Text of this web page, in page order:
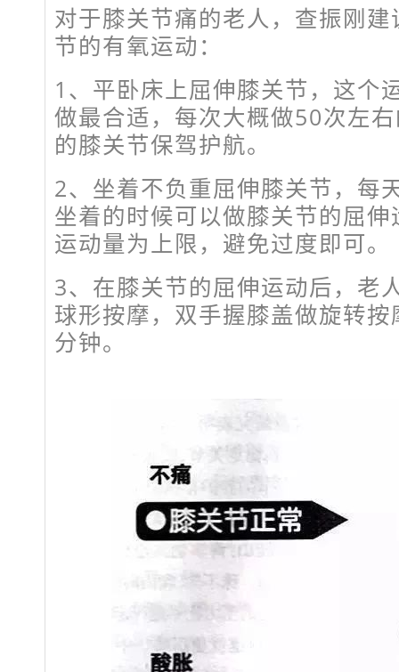
对于膝关节痛的老人，查振刚
节的有氧运动：
1、平卧床上屈伸膝关节，这个
做最合适，每次大概做50次左
的膝关节保驾护航。
2、坐着不负重屈伸膝关节，每
坐着的时候可以做膝关节的屈
运动量为上限，避免过度即可。
3、在膝关节的屈伸运动后，老
球形按摩，双手握膝盖做旋转
分钟。